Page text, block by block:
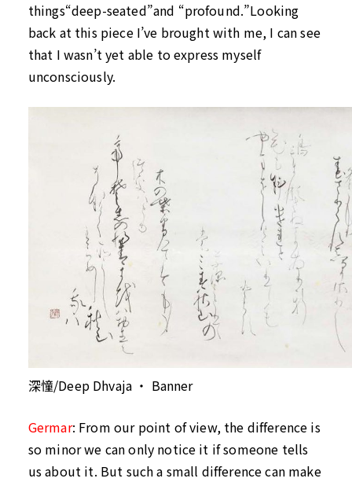
things“deep-seated”and “profound.”Looking
back at this piece I’ve brought with me, I can see
that I wasn’t yet able to express myself
unconsciously.
深憧/Deep Dhvaja ・ Banner
Germar: From our point of view, the difference is
so minor we can only notice it if someone tells
us about it. But such a small difference can make